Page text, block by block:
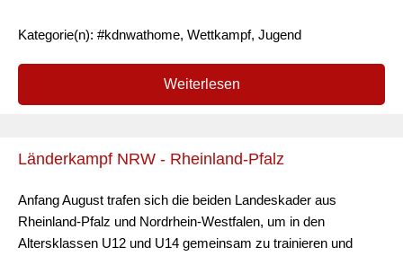
Kategorie(n): #kdnwathome, Wettkampf, Jugend
Weiterlesen
Länderkampf NRW - Rheinland-Pfalz
Anfang August trafen sich die beiden Landeskader aus
Rheinland-Pfalz und Nordrhein-Westfalen, um in den
Altersklassen U12 und U14 gemeinsam zu trainieren und